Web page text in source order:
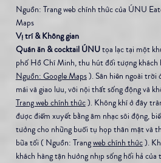
Nguồn: Trang web chính thức của ÚNU
Maps
Vị trí & Không gian
Quán ăn & cocktail ÚNU tọa lạc tại một
phố Hồ Chí Minh, thu hút đối tượng khách
Nguồn: Google Maps ). Sân hiên ngoài trời
mái và giao lưu, với nội thất sống động và
Trang web chính thức ). Không khí ở đây
được điểm xuyết bằng âm nhạc sôi động,
tưởng cho những buổi tụ họp thân mật và
bữa tối ( Nguồn: Trang web chính thức ).
khách hàng tận hưởng nhịp sống hối hả